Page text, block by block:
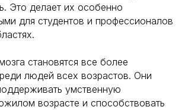
Это делает их особенно
для студентов и профессионалов
становятся все более
людей всех возрастов. Они
умственную
возрасте и способствовать